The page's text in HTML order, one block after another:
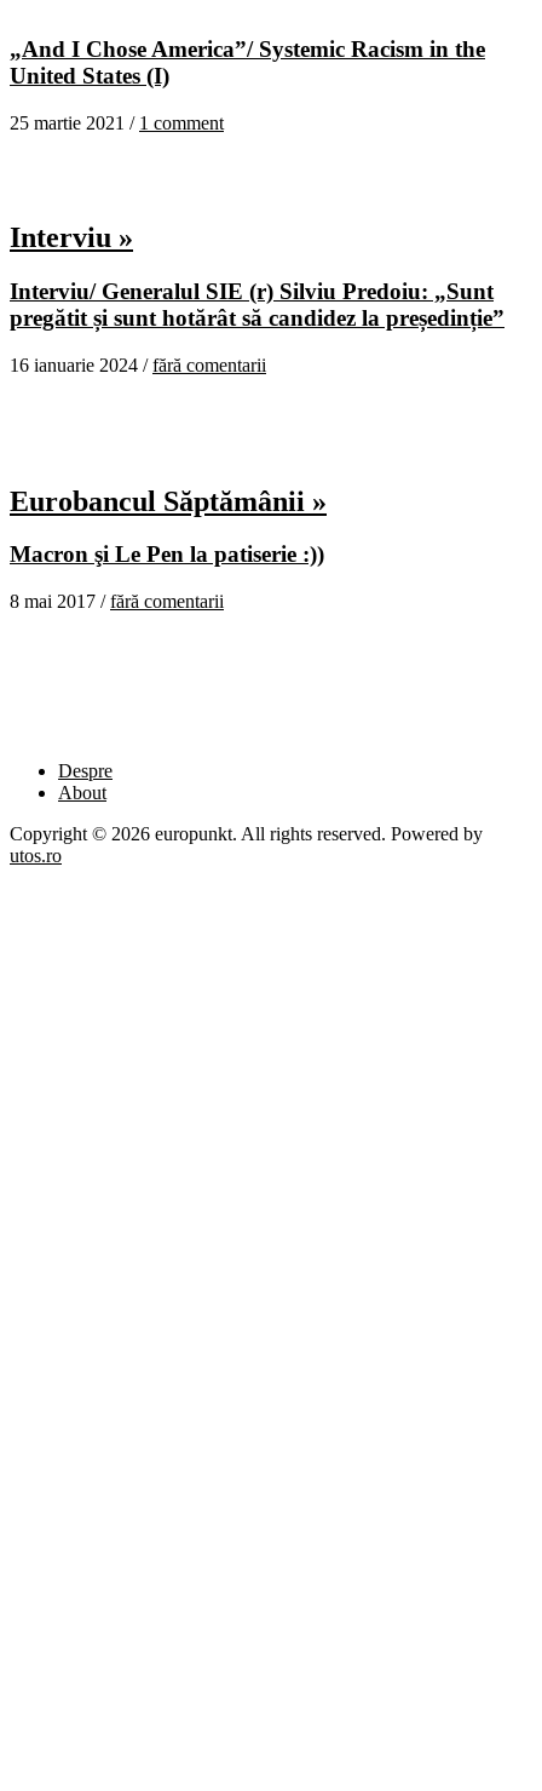
„And I Chose America”/ Systemic Racism in the
United States (I)
25 martie 2021 / 1 comment
Interviu »
Interviu/ Generalul SIE (r) Silviu Predoiu: „Sunt
pregătit și sunt hotărât să candidez la președinție”
16 ianuarie 2024 /fără comentarii
Eurobancul Săptămânii »
Macron şi Le Pen la patiserie :))
8 mai 2017 /fără comentarii
Despre
About
Copyright © 2026 europunkt. All rights reserved. Powered by
utos.ro